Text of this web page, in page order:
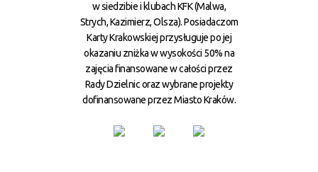
w siedzibie i klubach KFK (Malwa,
Strych, Kazimierz, Olsza). Posiadaczom
Karty Krakowskiej przysługuje po jej
okazaniu zniżka w wysokości 50% na
zajęcia finansowane w całości przez
Rady Dzielnic oraz wybrane projekty
dofinansowane przez Miasto Kraków.